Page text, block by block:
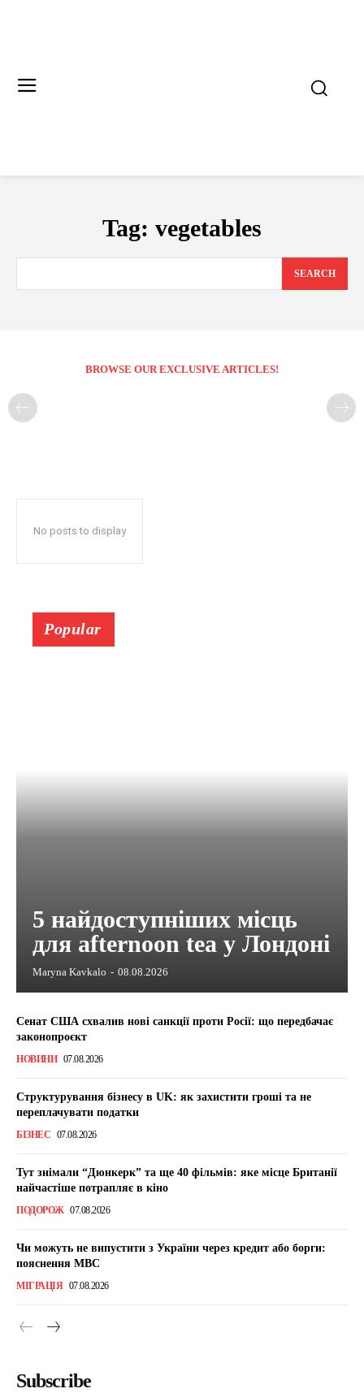
Tag: vegetables
SEARCH
BROWSE OUR EXCLUSIVE ARTICLES!
No posts to display
Popular
5 найдоступніших місць
для afternoon tea у Лондоні
Maryna Kavkalo - 08.08.2026
Сенат США схвалив нові санкції проти Росії: що передбачає
законопроєкт
НОВИНИ 07.08.2026
Структурування бізнесу в UK: як захистити гроші та не
переплачувати податки
БІЗНЕС 07.08.2026
Тут знімали “Дюнкерк” та ще 40 фільмів: яке місце Британії
найчастіше потрапляє в кіно
ПОДОРОЖ 07.08.2026
Чи можуть не випустити з України через кредит або борги:
пояснення МВС
МІГРАЦІЯ 07.08.2026
Subscribe